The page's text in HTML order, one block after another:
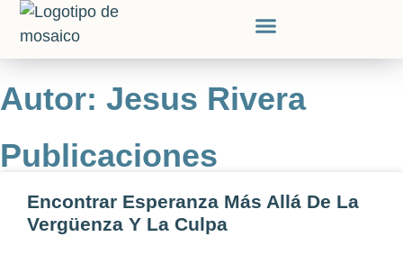
Autor: Jesus Rivera
Publicaciones
Encontrar Esperanza Más Allá De La
Vergüenza Y La Culpa